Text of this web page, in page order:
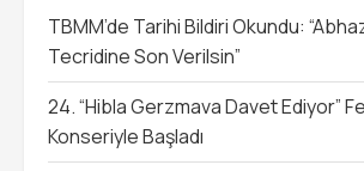
TBMM’de Tarihi Bildiri Okundu:
Tecridine Son Verilsin”
24. “Hibla Gerzmava Davet Ediyor”
Konseriyle Başladı